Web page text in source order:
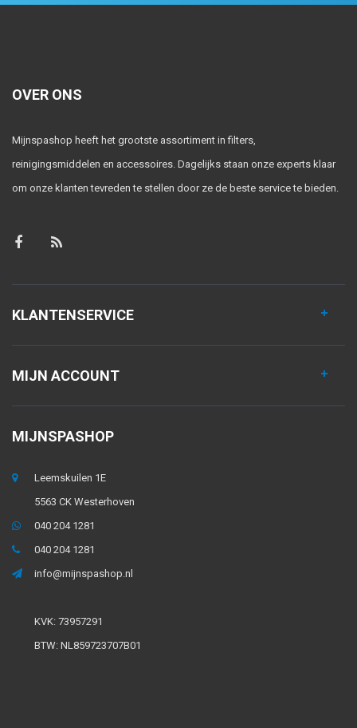
OVER ONS
Mijnspashop heeft het grootste assortiment in filters,
reinigingsmiddelen en accessoires. Dagelijks staan onze experts klaar
om onze klanten tevreden te stellen door ze de beste service te bieden.
KLANTENSERVICE
MIJN ACCOUNT
MIJNSPASHOP
Leemskuilen 1E
5563 CK Westerhoven
040 204 1281
040 204 1281
info@mijnspashop.nl
KVK: 73957291
BTW: NL859723707B01